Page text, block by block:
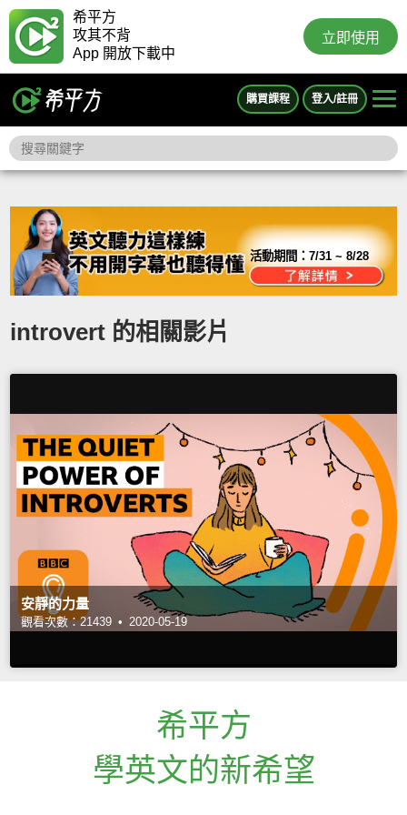
希平方
攻其不背
App 開放下載中
立即使用
購買課程 登入/註冊
活動期間：7/31 ~ 8/28
introvert 的相關影片
安靜的力量
觀看次數：21439 • 2020-05-19
希平方
學英文的新希望